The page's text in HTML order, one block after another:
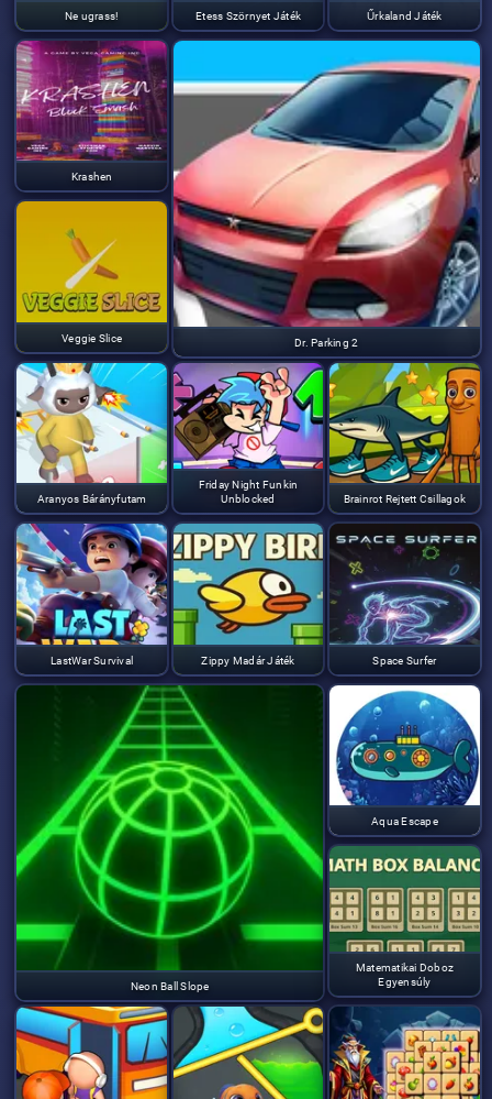
Ne ugrass! Etess Szörnyet Játék Űrkaland Játék
Krashen
Dr. Parking 2
Veggie Slice
Aranyos Bárányfutam
Friday Night Funkin
Unblocked
Brainrot Rejtett Csillagok
LastWar Survival Zippy Madár Játék Space Surfer
Neon Ball Slope
Aqua Escape
Matematikai Doboz
Egyensúly